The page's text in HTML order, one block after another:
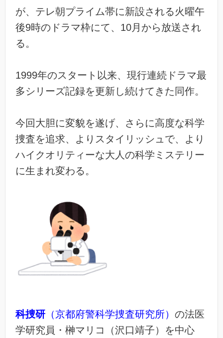
が、テレ朝プライム帯に新設される火曜午
後9時のドラマ枠にて、10月から放送され
る。
1999年のスタート以来、現行連続ドラマ最
多シリーズ記録を更新し続けてきた同作。
今回大胆に変貌を遂げ、さらに高度な科学
捜査を追求、よりスタイリッシュで、より
ハイクオリティーな大人の科学ミステリー
に生まれ変わる。
科捜研 （京都府警科学捜査研究所） の法医
学研究員・榊マリコ（沢口靖子）を中心